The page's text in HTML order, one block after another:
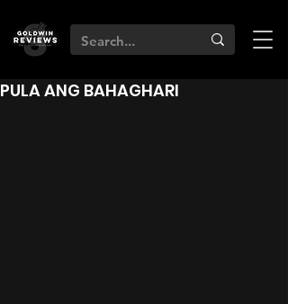
PULA ANG BAHAGHARI